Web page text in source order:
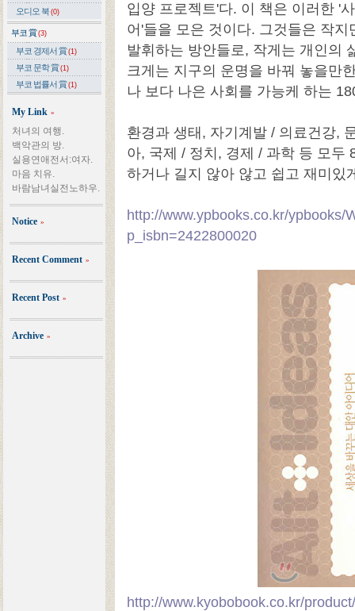
오디오 북 (0)
부코 賞(3)
부코 경제서 賞(1)
부코 문학 賞(1)
부코 법률서 賞(1)
My Link »
처녀의 여행.
백악관의 방.
실용연애전서:여자.
마음 치유.
바람남녀실전노하우.
Notice »
Recent Comment »
Recent Post »
Archive »
입양 프로젝트'다. 이 책은 이러한 '
어'들을 모은 것이다. 그것들은 작
발휘하는 방안들로, 작게는 개인의
크게는 지구의 운명을 바꿔 놓을만
나 보다 나은 사회를 가능케 하는
환경과 생태, 자기계발 / 의료건강,
아, 국제 / 정치, 경제 / 과학 등 모두
하거나 길지 않아 않고 쉽고 재미있
http://www.ypbooks.co.kr/ypbooks/
p_isbn=2422800020
http://www.kyobobook.co.kr/